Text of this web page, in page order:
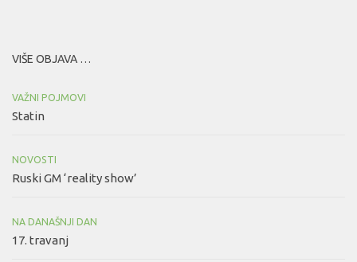
VIŠE OBJAVA …
VAŽNI POJMOVI
Statin
NOVOSTI
Ruski GM ‘reality show’
NA DANAŠNJI DAN
17. travanj